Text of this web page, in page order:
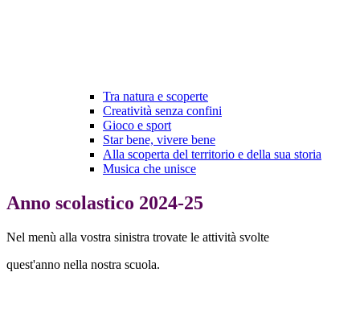
Tra natura e scoperte
Creatività senza confini
Gioco e sport
Star bene, vivere bene
Alla scoperta del territorio e della sua storia
Musica che unisce
Anno scolastico 2024-25
Nel menù alla vostra sinistra trovate le attività svolte
quest'anno nella nostra scuola.